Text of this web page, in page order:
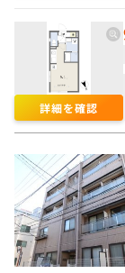
詳細を確認